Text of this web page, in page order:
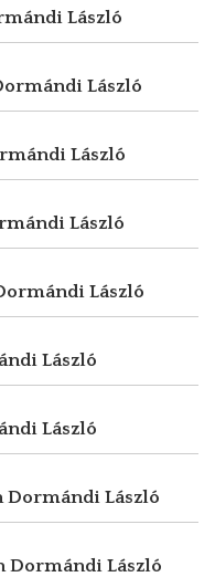
László
László
László
László
László
László
László
Dormándi László
Dormándi László